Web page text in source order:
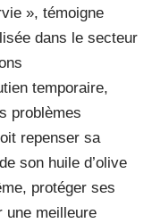
», témoigne
dans le secteur
temporaire,
problèmes
repenser sa
son huile d’olive
protéger ses
une meilleure